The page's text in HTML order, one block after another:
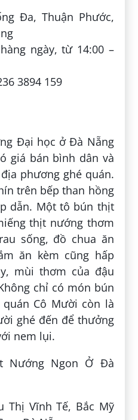
Đa, Thuận Phước,
ngày, từ 14:00 –
3894 159
Đại học ở Đà Nẵng
giá bán bình dân và
phương ghé quán.
trên bếp than hồng
dẫn. Một tô bún thịt
thịt nướng thơm
sống, đồ chua ăn
ăn kèm cũng hấp
mùi thơm của đậu
chỉ có món bún
Cô Mười còn là
ghé đến để thưởng
nem lụi.
Thị Vĩnh Tế, Bắc Mỹ